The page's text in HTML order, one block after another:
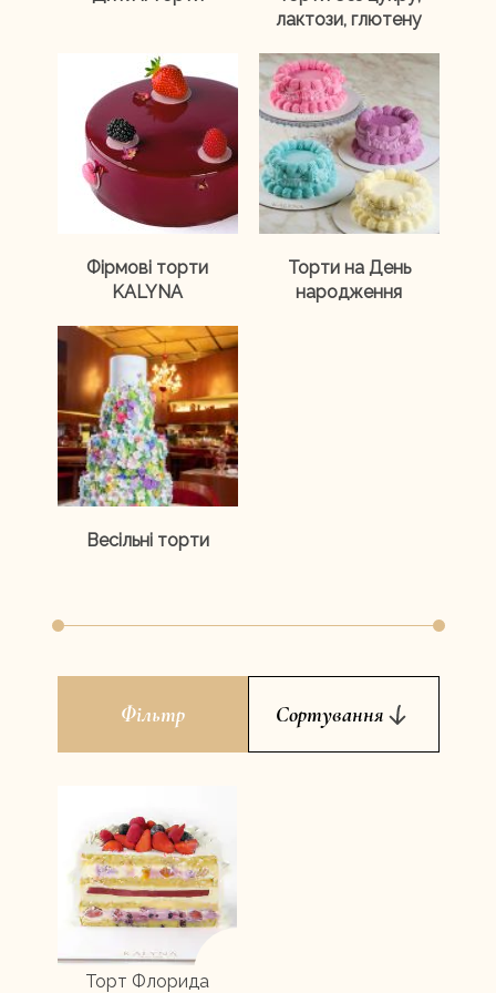
Меню ресторану
Контакти
UA
RU
лактози, глютену
Фірмові торти
KALYNA
Торти на День
народження
Весільні торти
Фільтр Сортування
Торт Флорида